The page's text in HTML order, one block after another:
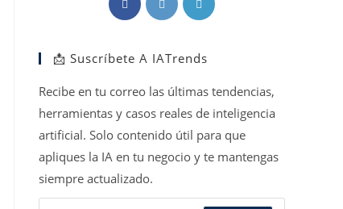
abre
una
pestaña
abre
una
pestañapestaña
📩 Suscríbete A IATrends
Recibe en tu correo las últimas tendencias,
herramientas y casos reales de inteligencia
artificial. Solo contenido útil para que
apliques la IA en tu negocio y te mantengas
siempre actualizado.